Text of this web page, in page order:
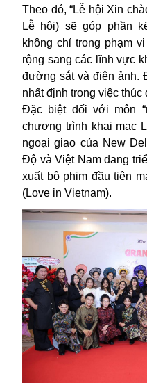
Theo đó, “Lễ hội Xin
Lễ hội) sẽ góp phần
không chỉ trong phạm
rộng sang các lĩnh vực
đường sắt và điện ảnh.
nhất định trong việc
Đặc biệt đối với môn
chương trình khai mạc
ngoại giao của New
Độ và Việt Nam đang
xuất bộ phim đầu tiên
(Love in Vietnam).